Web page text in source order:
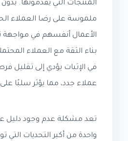
المنتجات التي يقدمونها.
ملموسة على رضا العملاء
الأعمال أنفسهم في مواجهة
بناء الثقة مع العملاء
في الإثبات يؤدي إلى تقليل
عملاء جدد، مما يؤثر سلبًا
تعد مشكلة عدم وجود دليل
واحدة من أكبر التحديات التي